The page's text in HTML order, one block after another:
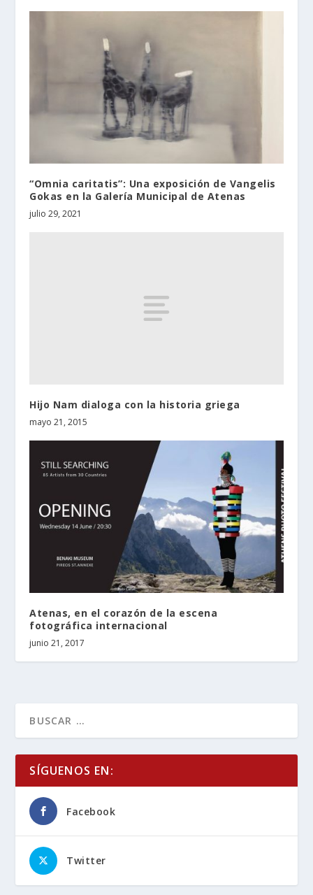
“Omnia caritatis”: Una exposición de Vangelis
Gokas en la Galería Municipal de Atenas
julio 29, 2021
Hijo Nam dialoga con la historia griega
mayo 21, 2015
Atenas, en el corazón de la escena
fotográfica internacional
junio 21, 2017
SÍGUENOS EN:
Facebook
Twitter